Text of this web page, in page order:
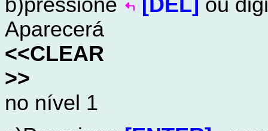
Aparecerá
<<CLEAR
>>
no nível 1